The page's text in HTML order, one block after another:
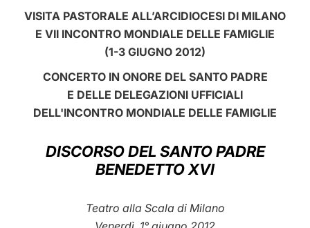
LATINE
VISITA PASTORALE ALL’ARCIDIOCESI DI MILANO
E VII INCONTRO MONDIALE DELLE FAMIGLIE
(1-3 GIUGNO 2012)
CONCERTO IN ONORE DEL SANTO PADRE
E DELLE DELEGAZIONI UFFICIALI
DELL'INCONTRO MONDIALE DELLE FAMIGLIE
DISCORSO DEL SANTO PADRE
BENEDETTO XVI
Teatro alla Scala di Milano